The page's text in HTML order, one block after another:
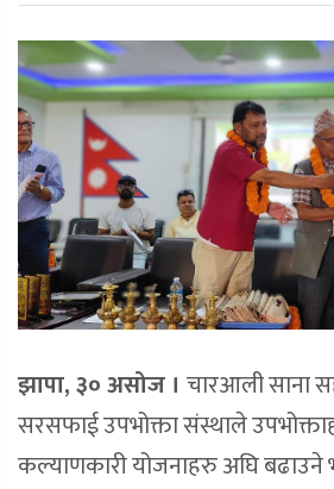
झापा, ३० असोज । चारआली साना
सरसफाई उपभोक्ता संस्थाले
कल्याणकारी योजनाहरु अघि बढाउने